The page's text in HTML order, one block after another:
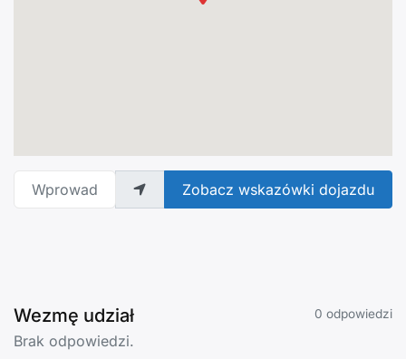
Wprowadź adres Zobacz wskazówki dojazdu
Wezmę udział 0 odpowiedzi
Brak odpowiedzi.